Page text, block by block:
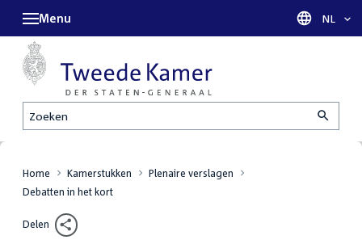
Zoeken
Menu Taal
NL
Home Kamerstukken
Plenaire verslagen
Debatten in het kort
Delen